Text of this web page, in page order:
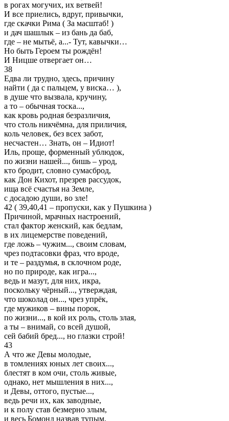
в рогах могучих, их ветвей!
И все приелись, вдруг, привычки,
где скачки Рима ( За масштаб! )
и дач шашлык – из бань да баб,
где – не мытьё, а...- Тут, кавычки…
Но быть Героем ты рождён!
И Ницше отвергает он…
38
Едва ли трудно, здесь, причину
найти ( да с пальцем, у виска… ),
в душе что вызвала, кручину,
а то – обычная тоска...,
как кровь родная безразличия,
что столь никчёмна, для приличия,
коль человек, без всех забот,
несчастен… Знать, он – Идиот!
Иль, проще, форменный ублюдок,
по жизни нашей..., бишь – урод,
кто бродит, словно сумасброд,
как Дон Кихот, презрев рассудок,
ища всё счастья на Земле,
с досадою души, во зле!
42 ( 39,40,41 – пропуски, как у Пушкина )
Причиной, мрачных настроений,
стал фактор женский, как бедлам,
в их лицемерстве поведений,
где ложь – чужим..., своим словам,
чрез подтасовки фраз, что вроде,
и те – раздумья, в склочном роде,
но по природе, как игра...,
ведь и мазут, для них, икра,
поскольку чёрный..., утверждая,
что шоколад он..., чрез упрёк,
где мужиков – вины порок,
по жизни..., в кой их роль, столь злая,
а ты – внимай, со всей душой,
сей бабий бред..., но глазки строй!
43
А что же Девы молодые,
в томлениях юных лет своих...,
блестят в ком очи, столь живые,
однако, нет мышления в них...,
и Девы, оттого, пустые...,
ведь речи их, как заводные,
и к полу став безмерно злым,
и весь Бомонд назвав тупым,